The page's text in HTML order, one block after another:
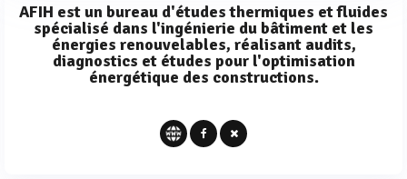
AFIH est un bureau d'études thermiques et fluides
spécialisé dans l'ingénierie du bâtiment et les
énergies renouvelables, réalisant audits,
diagnostics et études pour l'optimisation
énergétique des constructions.